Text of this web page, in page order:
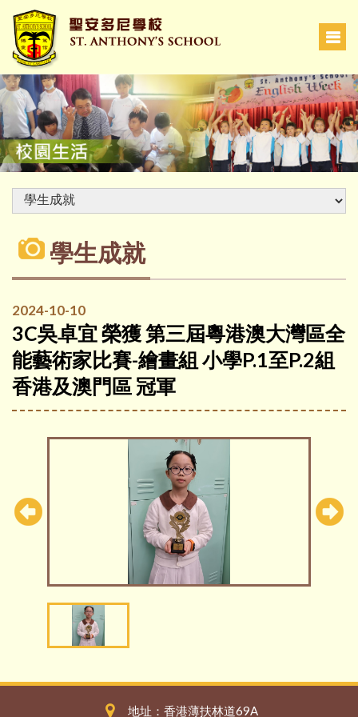
學生成就
2024-10-10
3C吳卓宜 榮獲 第三屆粵港澳大灣區全
能藝術家比賽-繪畫組 小學P.1至P.2組
香港及澳門區 冠軍
地址：香港薄扶林道69A